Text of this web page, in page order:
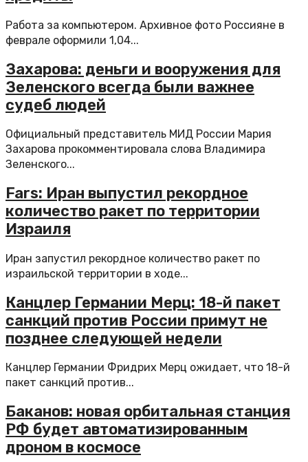
Работа за компьютером. Архивное фото Россияне в
феврале оформили 1,04...
Захарова: деньги и вооружения для
Зеленского всегда были важнее
судеб людей
Официальный представитель МИД России Мария
Захарова прокомментировала слова Владимира
Зеленского...
Fars: Иран выпустил рекордное
количество ракет по территории
Израиля
Иран запустил рекордное количество ракет по
израильской территории в ходе...
Канцлер Германии Мерц: 18-й пакет
санкций против России примут не
позднее следующей недели
Канцлер Германии Фридрих Мерц ожидает, что 18-й
пакет санкций против...
Баканов: новая орбитальная станция
РФ будет автоматизированным
дроном в космосе